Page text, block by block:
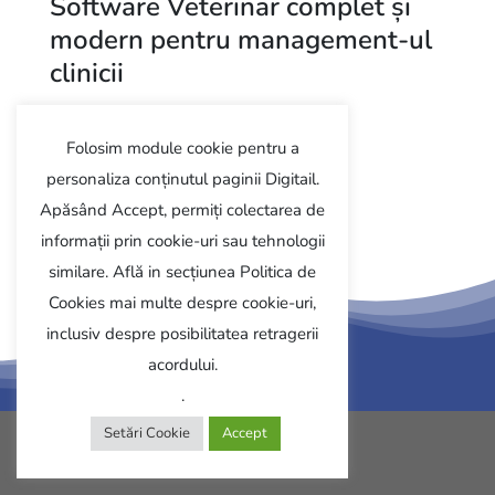
modern pentru management-ul
clinicii
Programează demo
Follow us
Folosim module cookie pentru a
personaliza conținutul paginii Digitail.
Apăsând Accept, permiți colectarea de
informații prin cookie-uri sau tehnologii
similare. Află in secțiunea Politica de
Cookies mai multe despre cookie-uri,
inclusiv despre posibilitatea retragerii
acordului.
.
Setări Cookie Accept